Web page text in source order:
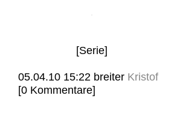
[Serie]
05.04.10 15:22 breiter Kristof
[0 Kommentare]